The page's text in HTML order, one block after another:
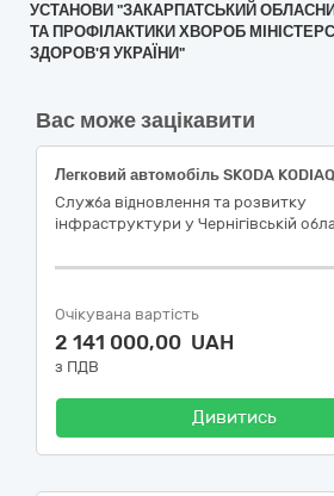
УСТАНОВИ "ЗАКАРПАТСЬКИЙ
ТА ПРОФІЛАКТИКИ ХВОРОБ
ЗДОРОВ'Я УКРАЇНИ"
Вас може зацікавити
Служба відновлення та розвитку
інфраструктури у Чернігівській
Очікувана вартість
2 141 000,00 UAH
з ПДВ
Дивитись